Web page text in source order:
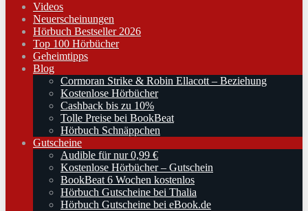
Videos
Neuerscheinungen
Hörbuch Bestseller 2026
Top 100 Hörbücher
Geheimtipps
Blog
Cormoran Strike & Robin Ellacott – Beziehung
Kostenlose Hörbücher
Cashback bis zu 10%
Tolle Preise bei BookBeat
Hörbuch Schnäppchen
Gutscheine
Audible für nur 0,99 €
Kostenlose Hörbücher – Gutschein
BookBeat 6 Wochen kostenlos
Hörbuch Gutscheine bei Thalia
Hörbuch Gutscheine bei eBook.de